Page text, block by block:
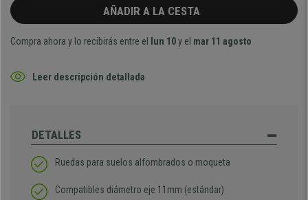
AÑADIR A LA CESTA
Compra ahora y lo recibirás entre el lun 10y el mar 11 agosto
Leer descripción detallada
DETALLES
Ruedas para suelos alfombrados o moqueta
Compatibles diámetro eje 11mm (estándar)